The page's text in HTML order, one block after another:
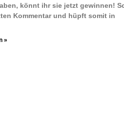
könnt ihr sie jetzt gewinnen!
Kommentar und hüpft somit in
»